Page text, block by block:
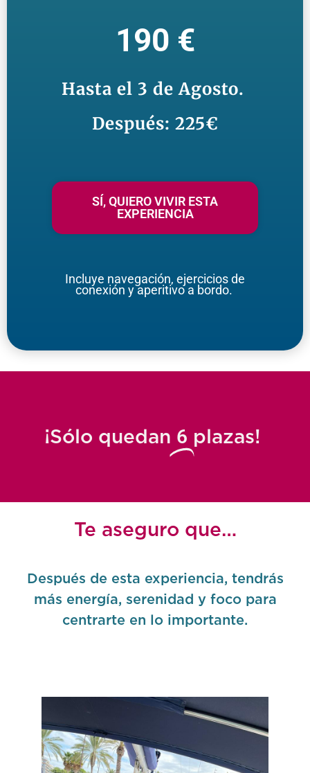
190 €
Hasta el 3 de Agosto.
Después: 225€
SÍ, QUIERO VIVIR ESTA
EXPERIENCIA
Incluye navegación, ejercicios de
conexión y aperitivo a bordo.
¡Sólo quedan 6 plazas!
Te aseguro que…
Después de esta experiencia, tendrás
más energía, serenidad y foco para
centrarte en lo importante.